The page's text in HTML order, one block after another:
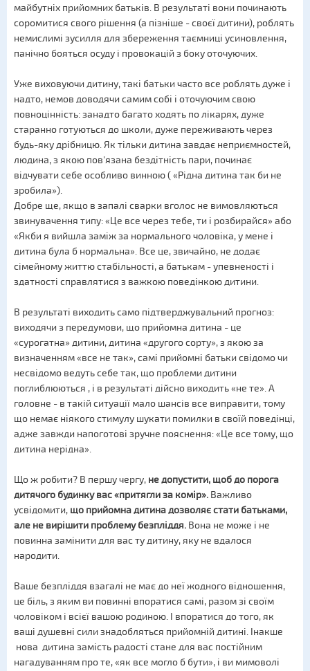
майбутніх прийомних батьків. В результаті вони починають
соромитися свого рішення (а пізніше - своєї дитини), роблять
немислимі зусилля для збереження таємниці усиновлення,
панічно бояться осуду і провокацій з боку оточуючих.
Уже виховуючи дитину, такі батьки часто все роблять дуже і
надто, немов доводячи самим собі і оточуючим свою
повноцінність: занадто багато ходять по лікарях, дуже
старанно готуються до школи, дуже переживають через
будь-яку дрібницю. Як тільки дитина завдає неприємностей,
людина, з якою пов'язана бездітність пари, починає
відчувати себе особливо винною ( «Рідна дитина так би не
зробила»).
Добре ще, якщо в запалі сварки вголос не вимовляються
звинувачення типу: «Це все через тебе, ти і розбирайся» або
«Якби я вийшла заміж за нормального чоловіка, у мене і
дитина була б нормальна». Все це, звичайно, не додає
сімейному життю стабільності, а батькам - упевненості і
здатності справлятися з важкою поведінкою дитини.
В результаті виходить само підтверджувальний прогноз:
виходячи з передумови, що прийомна дитина - це
«сурогатна» дитини, дитина «другого сорту», ​​з якою за
визначенням «все не так», самі прийомні батьки свідомо чи
несвідомо ведуть себе так, що проблеми дитини
поглиблюються , і в результаті дійсно виходить «не те». А
головне - в такій ситуації мало шансів все виправити, тому
що немає ніякого стимулу шукати помилки в своїй поведінці,
адже завжди напоготові зручне пояснення: «Це все тому, що
дитина нерідна».
Що ж робити? В першу чергу, не допустити, щоб до порога
дитячого будинку вас «притягли за комір». Важливо
усвідомити, що прийомна дитина дозволяє стати батьками,
але не вирішити проблему безпліддя. Вона не може і не
повинна замінити для вас ту дитину, яку не вдалося
народити.
Ваше безпліддя взагалі не має до неї жодного відношення,
це біль, з яким ви повинні впоратися самі, разом зі своїм
чоловіком і всієї вашою родиною. І впоратися до того, як
ваші душевні сили знадобляться прийомній дитині. Інакше
нова дитина замість радості стане для вас постійним
нагадуванням про те, «як все могло б бути», і ви мимоволі